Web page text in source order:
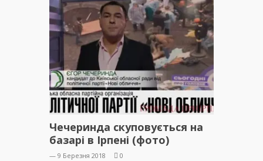
Чечеринда скуповується на
базарі в Ірпені (фото)
— 9 Березня 2018 0